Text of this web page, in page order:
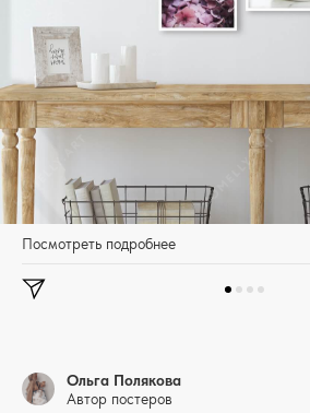
Посмотреть подробнее
Ольга Полякова
Автор постеров